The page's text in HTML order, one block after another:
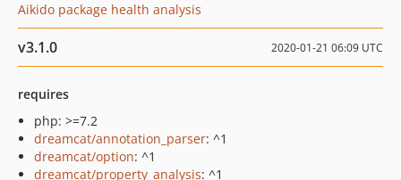
Aikido package health analysis
v3.1.0 2020-01-21 06:09 UTC
requires
php: >=7.2
dreamcat/annotation_parser: ^1
dreamcat/option: ^1
dreamcat/property_analysis: ^1